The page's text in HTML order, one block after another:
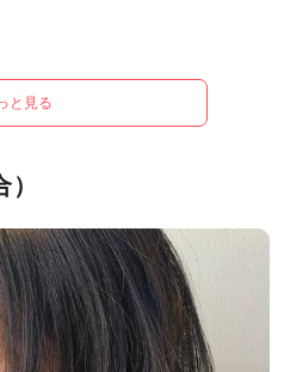
と見る